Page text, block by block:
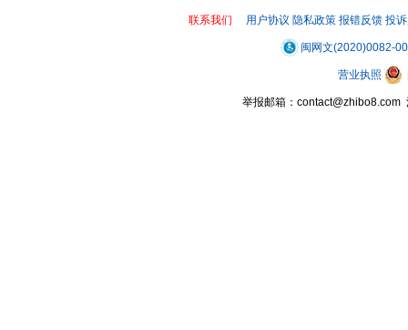
联系我们 用户协议 隐私政策 报错反馈 投
闽网文(2020)0082-
营业执照
举报邮箱：